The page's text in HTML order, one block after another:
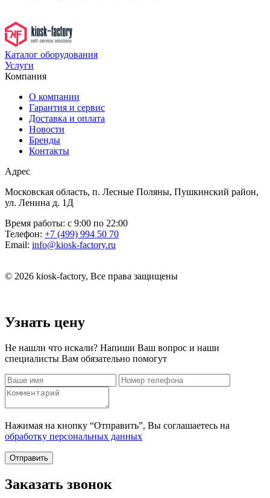
Каталог оборудования
Услуги
Компания
О компании
Гарантия и сервис
Доставка и оплата
Новости
Бренды
Контакты
Адрес
Московская область, п. Лесные Поляны, Пушкинский район,
ул. Ленина д. 1Д
Время работы: с 9:00 по 22:00
Телефон: +7 (499) 994 50 70
Email: info@kiosk-factory.ru
© 2026 kiosk-factory, Все права защищены
Узнать цену
Не нашли что искали? Напиши Ваш вопрос и наши
специалисты Вам обязательно помогут
Нажимая на кнопку “Отправить”, Вы соглашаетесь на
обработку персональных данных
Отправить
Заказать звонок